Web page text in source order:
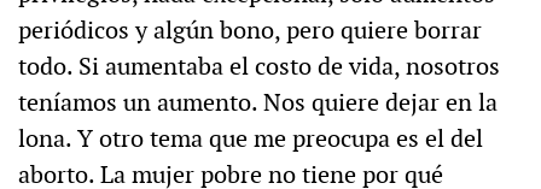
periódicos y algún bono, pero quiere borrar
todo. Si aumentaba el costo de vida, nosotros
teníamos un aumento. Nos quiere dejar en la
lona. Y otro tema que me preocupa es el del
aborto. La mujer pobre no tiene por qué